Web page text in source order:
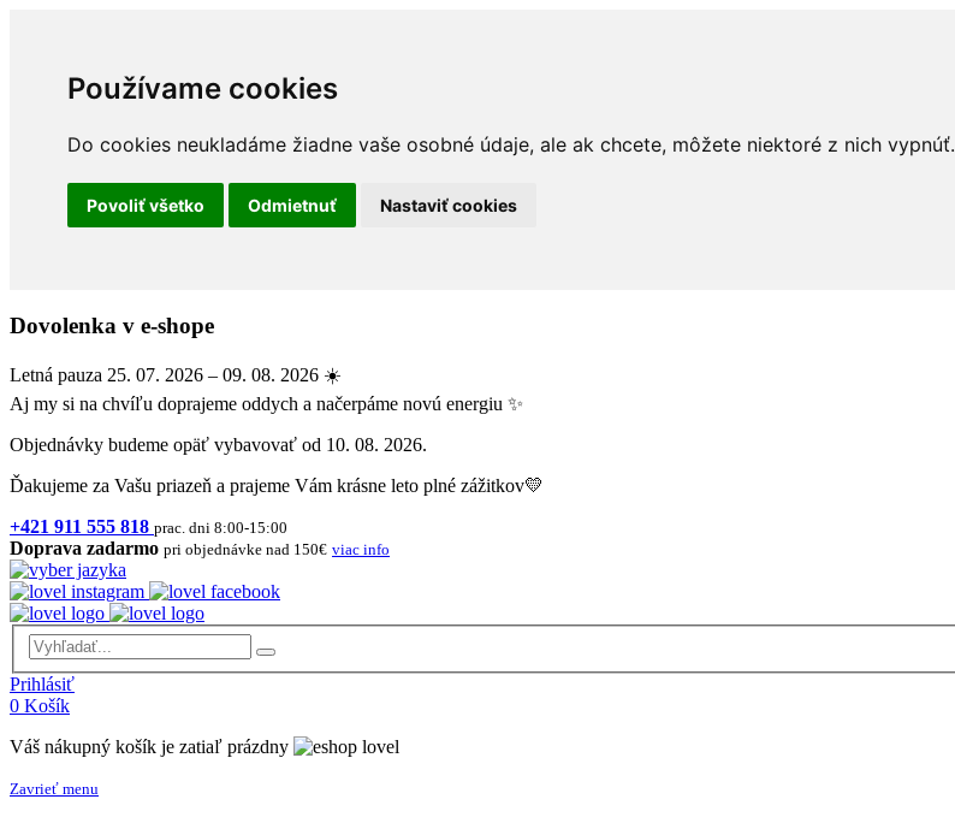
Používame cookies
Do cookies neukladáme žiadne vaše osobné údaje, ale ak chcete, môžete niektoré z nich vypnúť.
Povoliť všetko Odmietnuť Nastaviť cookies
Dovolenka v e-shope
Letná pauza 25. 07. 2026 – 09. 08. 2026 ☀️
Aj my si na chvíľu doprajeme oddych a načerpáme novú energiu ✨
Objednávky budeme opäť vybavovať od 10. 08. 2026.
Ďakujeme za Vašu priazeň a prajeme Vám krásne leto plné zážitkov💛
+421 911 555 818 prac. dni 8:00-15:00
Doprava zadarmo pri objednávke nad 150€ viac info
Prihlásiť
0 Košík
Váš nákupný košík je zatiaľ prázdny
Zavrieť menu